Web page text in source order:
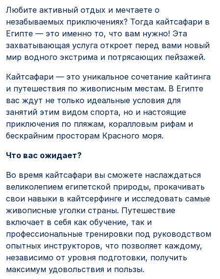
Любите активный отдых и мечтаете о
незабываемых приключениях? Тогда кайтсафари в
Египте — это именно то, что вам нужно! Эта
захватывающая услуга откроет перед вами новый
мир водного экстрима и потрясающих пейзажей.
Кайтсафари — это уникальное сочетание кайтинга
и путешествия по живописным местам. В Египте
вас ждут не только идеальные условия для
занятий этим видом спорта, но и настоящие
приключения по пляжам, коралловым рифам и
бескрайним просторам Красного моря.
Что вас ожидает?
Во время кайтсафари вы сможете наслаждаться
великолепием египетской природы, прокачивать
свои навыки в кайтсерфинге и исследовать самые
живописные уголки страны. Путешествие
включает в себя как обучение, так и
профессиональные тренировки под руководством
опытных инструкторов, что позволяет каждому,
независимо от уровня подготовки, получить
максимум удовольствия и пользы.